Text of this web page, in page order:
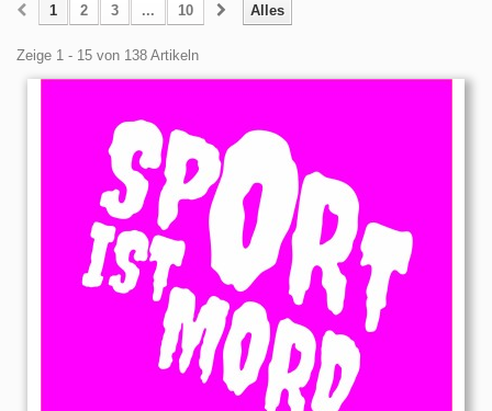
Alles
1 2 3 ... 10
Zeige 1 - 15 von 138 Artikeln